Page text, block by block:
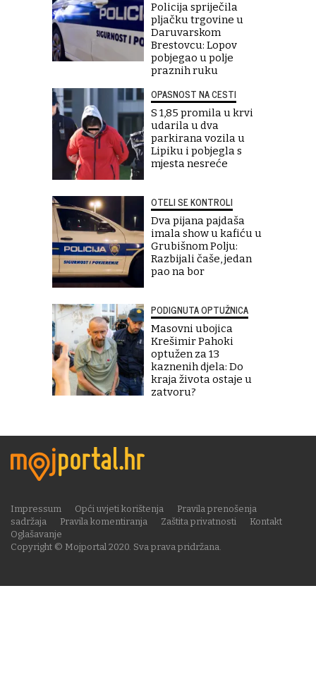
Policija spriječila
pljačku trgovine u
Daruvarskom
Brestovcu: Lopov
pobjegao u polje
praznih ruku
OPASNOST NA CESTI
S 1,85 promila u krvi
udarila u dva
parkirana vozila u
Lipiku i pobjegla s
mjesta nesreće
OTELI SE KONTROLI
Dva pijana pajdaša
imala show u kafiću u
Grubišnom Polju:
Razbijali čaše, jedan
pao na bor
PODIGNUTA OPTUŽNICA
Masovni ubojica
Krešimir Pahoki
optužen za 13
kaznenih djela: Do
kraja života ostaje u
zatvoru?
Copyright © Mojportal 2020. Sva prava pridržana.
Impressum Opći uvjeti korištenja
Pravila prenošenja
sadržaja
Pravila komentiranja Zaštita privatnosti
Kontakt
Oglašavanje